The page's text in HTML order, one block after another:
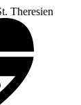
Theresien